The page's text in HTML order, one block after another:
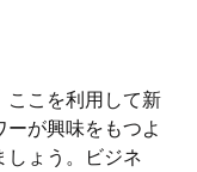
ここを利用して新
ーが興味をもつよ
しょう。ビジネ